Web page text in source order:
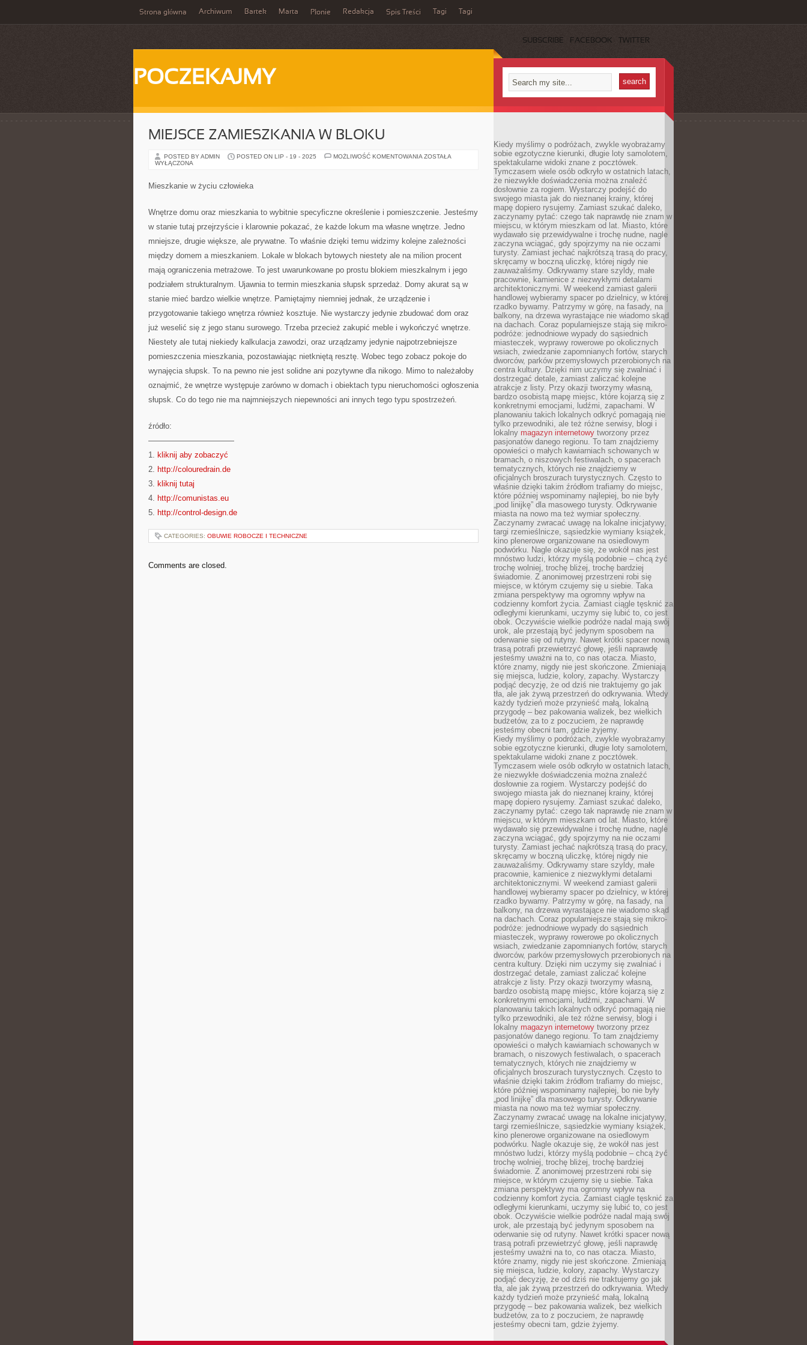
Strona główna Archiwum Bartek Marta Płonie Redakcja Spis Treści Tagi Tagi
SUBSCRIBE FACEBOOK TWITTER
POCZEKAJMY
MIEJSCE ZAMIESZKANIA W BLOKU
POSTED BY ADMIN POSTED ON LIP - 19 - 2025 MOŻLIWOŚĆ KOMENTOWANIA MIEJSCE
ZOSTAŁA
WYŁĄCZONA
Mieszkanie w życiu człowieka
Wnętrze domu oraz mieszkania to wybitnie specyficzne określenie i pomieszczenie. Jesteśmy
w stanie tutaj przejrzyście i klarownie pokazać, że każde lokum ma własne wnętrze. Jedno
mniejsze, drugie większe, ale prywatne. To właśnie dzięki temu widzimy kolejne zależności
między domem a mieszkaniem. Lokale w blokach bytowych niestety ale na milion procent
mają ograniczenia metrażowe. To jest uwarunkowane po prostu blokiem mieszkalnym i jego
podziałem strukturalnym. Ujawnia to termin mieszkania słupsk sprzedaż. Domy akurat są w
stanie mieć bardzo wielkie wnętrze. Pamiętajmy niemniej jednak, że urządzenie i
przygotowanie takiego wnętrza również kosztuje. Nie wystarczy jedynie zbudować dom oraz
już weselić się z jego stanu surowego. Trzeba przecież zakupić meble i wykończyć wnętrze.
Niestety ale tutaj niekiedy kalkulacja zawodzi, oraz urządzamy jedynie najpotrzebniejsze
pomieszczenia mieszkania, pozostawiając nietkniętą resztę. Wobec tego zobacz pokoje do
wynajęcia słupsk. To na pewno nie jest solidne ani pozytywne dla nikogo. Mimo to należałoby
oznajmić, że wnętrze występuje zarówno w domach i obiektach typu nieruchomości ogłoszenia
słupsk. Co do tego nie ma najmniejszych niepewności ani innych tego typu spostrzeżeń.
źródło:
———————————
1. kliknij aby zobaczyć
2. http://colouredrain.de
3. kliknij tutaj
4. http://comunistas.eu
5. http://control-design.de
CATEGORIES: OBUWIE ROBOCZE I TECHNICZNE
Comments are closed.
Kiedy myślimy o podróżach, zwykle wyobrażamy
sobie egzotyczne kierunki, długie loty samolotem,
spektakularne widoki znane z pocztówek.
Tymczasem wiele osób odkryło w ostatnich latach,
że niezwykłe doświadczenia można znaleźć
dosłownie za rogiem. Wystarczy podejść do
swojego miasta jak do nieznanej krainy, której
mapę dopiero rysujemy. Zamiast szukać daleko,
zaczynamy pytać: czego tak naprawdę nie znam w
miejscu, w którym mieszkam od lat. Miasto, które
wydawało się przewidywalne i trochę nudne, nagle
zaczyna wciągać, gdy spojrzymy na nie oczami
turysty. Zamiast jechać najkrótszą trasą do pracy,
skręcamy w boczną uliczkę, której nigdy nie
zauważaliśmy. Odkrywamy stare szyldy, małe
pracownie, kamienice z niezwykłymi detalami
architektonicznymi. W weekend zamiast galerii
handlowej wybieramy spacer po dzielnicy, w której
rzadko bywamy. Patrzymy w górę, na fasady, na
balkony, na drzewa wyrastające nie wiadomo skąd
na dachach. Coraz popularniejsze stają się mikro-
podróże: jednodniowe wypady do sąsiednich
miasteczek, wyprawy rowerowe po okolicznych
wsiach, zwiedzanie zapomnianych fortów, starych
dworców, parków przemysłowych przerobionych na
centra kultury. Dzięki nim uczymy się zwalniać i
dostrzegać detale, zamiast zaliczać kolejne
atrakcje z listy. Przy okazji tworzymy własną,
bardzo osobistą mapę miejsc, które kojarzą się z
konkretnymi emocjami, ludźmi, zapachami. W
planowaniu takich lokalnych odkryć pomagają nie
tylko przewodniki, ale też różne serwisy, blogi i
lokalny magazyn internetowy tworzony przez
pasjonatów danego regionu. To tam znajdziemy
opowieści o małych kawiarniach schowanych w
bramach, o niszowych festiwalach, o spacerach
tematycznych, których nie znajdziemy w
oficjalnych broszurach turystycznych. Często to
właśnie dzięki takim źródłom trafiamy do miejsc,
które później wspominamy najlepiej, bo nie były
„pod linijkę” dla masowego turysty. Odkrywanie
miasta na nowo ma też wymiar społeczny.
Zaczynamy zwracać uwagę na lokalne inicjatywy,
targi rzemieślnicze, sąsiedzkie wymiany książek,
kino plenerowe organizowane na osiedlowym
podwórku. Nagle okazuje się, że wokół nas jest
mnóstwo ludzi, którzy myślą podobnie – chcą żyć
trochę wolniej, trochę bliżej, trochę bardziej
świadomie. Z anonimowej przestrzeni robi się
miejsce, w którym czujemy się u siebie. Taka
zmiana perspektywy ma ogromny wpływ na
codzienny komfort życia. Zamiast ciągle tęsknić za
odległymi kierunkami, uczymy się lubić to, co jest
obok. Oczywiście wielkie podróże nadal mają swój
urok, ale przestają być jedynym sposobem na
oderwanie się od rutyny. Nawet krótki spacer nową
trasą potrafi przewietrzyć głowę, jeśli naprawdę
jesteśmy uważni na to, co nas otacza. Miasto,
które znamy, nigdy nie jest skończone. Zmieniają
się miejsca, ludzie, kolory, zapachy. Wystarczy
podjąć decyzję, że od dziś nie traktujemy go jak
tła, ale jak żywą przestrzeń do odkrywania. Wtedy
każdy tydzień może przynieść małą, lokalną
przygodę – bez pakowania walizek, bez wielkich
budżetów, za to z poczuciem, że naprawdę
jesteśmy obecni tam, gdzie żyjemy.
Kiedy myślimy o podróżach, zwykle wyobrażamy
sobie egzotyczne kierunki, długie loty samolotem,
spektakularne widoki znane z pocztówek.
Tymczasem wiele osób odkryło w ostatnich latach,
że niezwykłe doświadczenia można znaleźć
dosłownie za rogiem. Wystarczy podejść do
swojego miasta jak do nieznanej krainy, której
mapę dopiero rysujemy. Zamiast szukać daleko,
zaczynamy pytać: czego tak naprawdę nie znam w
miejscu, w którym mieszkam od lat. Miasto, które
wydawało się przewidywalne i trochę nudne, nagle
zaczyna wciągać, gdy spojrzymy na nie oczami
turysty. Zamiast jechać najkrótszą trasą do pracy,
skręcamy w boczną uliczkę, której nigdy nie
zauważaliśmy. Odkrywamy stare szyldy, małe
pracownie, kamienice z niezwykłymi detalami
architektonicznymi. W weekend zamiast galerii
handlowej wybieramy spacer po dzielnicy, w której
rzadko bywamy. Patrzymy w górę, na fasady, na
balkony, na drzewa wyrastające nie wiadomo skąd
na dachach. Coraz popularniejsze stają się mikro-
podróże: jednodniowe wypady do sąsiednich
miasteczek, wyprawy rowerowe po okolicznych
wsiach, zwiedzanie zapomnianych fortów, starych
dworców, parków przemysłowych przerobionych na
centra kultury. Dzięki nim uczymy się zwalniać i
dostrzegać detale, zamiast zaliczać kolejne
atrakcje z listy. Przy okazji tworzymy własną,
bardzo osobistą mapę miejsc, które kojarzą się z
konkretnymi emocjami, ludźmi, zapachami. W
planowaniu takich lokalnych odkryć pomagają nie
tylko przewodniki, ale też różne serwisy, blogi i
lokalny magazyn internetowy tworzony przez
pasjonatów danego regionu. To tam znajdziemy
opowieści o małych kawiarniach schowanych w
bramach, o niszowych festiwalach, o spacerach
tematycznych, których nie znajdziemy w
oficjalnych broszurach turystycznych. Często to
właśnie dzięki takim źródłom trafiamy do miejsc,
które później wspominamy najlepiej, bo nie były
„pod linijkę” dla masowego turysty. Odkrywanie
miasta na nowo ma też wymiar społeczny.
Zaczynamy zwracać uwagę na lokalne inicjatywy,
targi rzemieślnicze, sąsiedzkie wymiany książek,
kino plenerowe organizowane na osiedlowym
podwórku. Nagle okazuje się, że wokół nas jest
mnóstwo ludzi, którzy myślą podobnie – chcą żyć
trochę wolniej, trochę bliżej, trochę bardziej
świadomie. Z anonimowej przestrzeni robi się
miejsce, w którym czujemy się u siebie. Taka
zmiana perspektywy ma ogromny wpływ na
codzienny komfort życia. Zamiast ciągle tęsknić za
odległymi kierunkami, uczymy się lubić to, co jest
obok. Oczywiście wielkie podróże nadal mają swój
urok, ale przestają być jedynym sposobem na
oderwanie się od rutyny. Nawet krótki spacer nową
trasą potrafi przewietrzyć głowę, jeśli naprawdę
jesteśmy uważni na to, co nas otacza. Miasto,
które znamy, nigdy nie jest skończone. Zmieniają
się miejsca, ludzie, kolory, zapachy. Wystarczy
podjąć decyzję, że od dziś nie traktujemy go jak
tła, ale jak żywą przestrzeń do odkrywania. Wtedy
każdy tydzień może przynieść małą, lokalną
przygodę – bez pakowania walizek, bez wielkich
budżetów, za to z poczuciem, że naprawdę
jesteśmy obecni tam, gdzie żyjemy.